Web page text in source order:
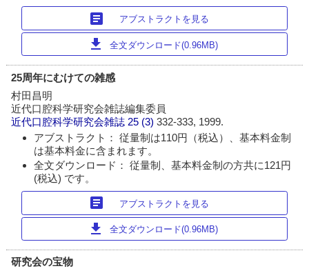
article アブストラクトを見る
download 全文ダウンロード(0.96MB)
25周年にむけての雑感
村田昌明
近代口腔科学研究会雑誌編集委員
近代口腔科学研究会雑誌 25 (3)332-333, 1999.
アブストラクト： 従量制は110円（税込）、基本料金制
は基本料金に含まれます。
全文ダウンロード： 従量制、基本料金制の方共に121円
(税込) です。
article アブストラクトを見る
download 全文ダウンロード(0.96MB)
研究会の宝物